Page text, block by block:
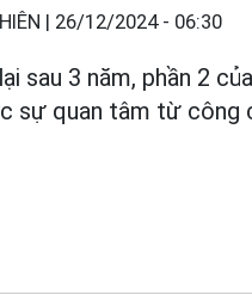
| 26/12/2024 - 06:30
sau 3 năm, phần 2
sự quan tâm từ công